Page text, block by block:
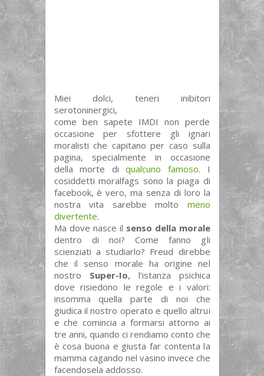
Miei dolci, teneri inibitori
serotoninergici,
come ben sapete IMDI non perde
occasione per sfottere gli ignari
moralisti che capitano per caso sulla
pagina, specialmente in occasione
della morte diqualcuno famoso. I
cosiddetti moralfags sono la piaga di
facebook, è vero, ma senza di loro la
nostra vita sarebbe molto meno
divertente.
Ma dove nasce il senso della morale
dentro di noi? Come fanno gli
scienziati a studiarlo? Freud direbbe
che il senso morale ha origine nel
nostro Super-Io, l’istanza psichica
dove risiedono le regole e i valori:
insomma quella parte di noi che
giudica il nostro operato e quello altrui
e che comincia a formarsi attorno ai
tre anni, quando ci rendiamo conto che
è cosa buona e giusta far contenta la
mamma cagando nel vasino invece che
facendosela addosso.